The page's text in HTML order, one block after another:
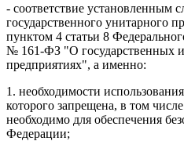
- соответствие установленным
государственного унитарного
пунктом 4 статьи 8
№ 161-ФЗ "О государственных
предприятиях", а именно:
1. необходимости
которого запрещена, в том
необходимо для обеспечения
Федерации;